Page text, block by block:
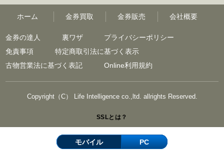
ホーム 金券買取 金券販売 会社概要
金券の達人 裏ワザ
プライバシーポリシー
免責事項
特定商取引法に基づく表示
古物営業法に基づく表記
Online利用規約
Copyright（C） Life Intelligence co.,ltd. allrights Reserved.
SSLとは？
モバイル PC